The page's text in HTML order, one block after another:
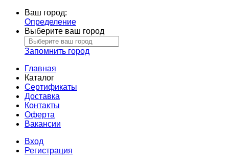
Ваш город:
Определение
Выберите ваш город
Запомнить город
Главная
Каталог
Сертификаты
Доставка
Контакты
Оферта
Вакансии
Вход
Регистрация